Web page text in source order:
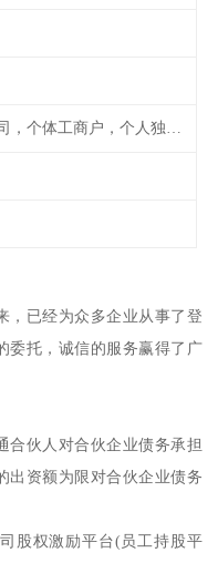
，已经为众多企业从事了登
委托，诚信的服务赢得了广
合伙人对合伙企业债务承担
出资额为限对合伙企业债务
股权激励平台(员工持股平